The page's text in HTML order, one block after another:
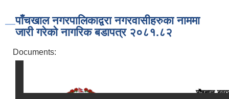
पाँचखाल नगरपालिकाद्वरा नगरवासीहरुका नाममा
जारी गरेको नागरिक बडापत्र २०८१.८२
Documents: